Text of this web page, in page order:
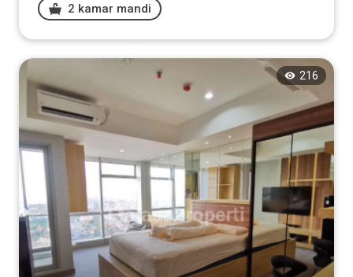
2 kamar mandi
216